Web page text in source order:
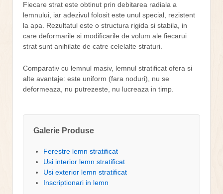
Fiecare strat este obtinut prin debitarea radiala a
lemnului, iar adezivul folosit este unul special, rezistent
la apa. Rezultatul este o structura rigida si stabila, in
care deformarile si modificarile de volum ale fiecarui
strat sunt anihilate de catre celelalte straturi.
Comparativ cu lemnul masiv, lemnul stratificat ofera si
alte avantaje: este uniform (fara noduri), nu se
deformeaza, nu putrezeste, nu lucreaza in timp.
Galerie Produse
Ferestre lemn stratificat
Usi interior lemn stratificat
Usi exterior lemn stratificat
Inscriptionari in lemn